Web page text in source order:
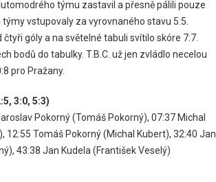
týmu zastavil a přesně pálili pouze
vstupovaly za vyrovnaného stavu 5:5.
góly a na světelné tabuli svítilo skóre 7:7.
bodů do tabulky. T.B.C. už jen zvládlo necelou
pro Pražany.
3:0, 5:3)
Pokorný(Tomáš Pokorný), 07:37 Michal
12:55 Tomáš Pokorný(Michal Kubert), 32:40 Jan
43:38 Jan Kudela (František Veselý)